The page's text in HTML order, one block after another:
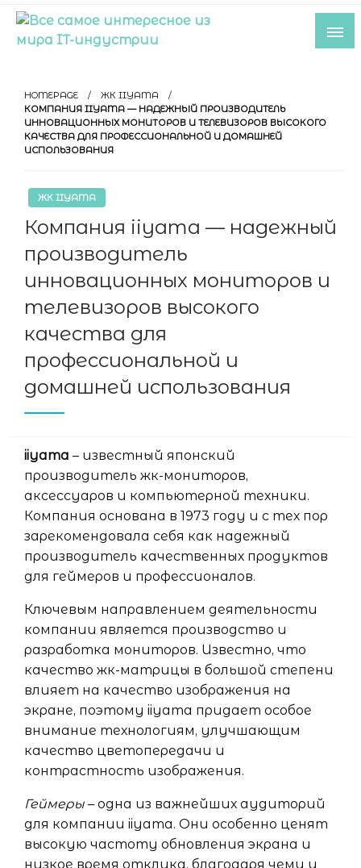
Skip
content
индустрии
HOMEPAGE
ЖК IIYAMA
КОМПАНИЯ IIYAMA — НАДЕЖНЫЙ ПРОИЗВОДИТЕЛЬ
ИННОВАЦИОННЫХ МОНИТОРОВ И ТЕЛЕВИЗОРОВ ВЫСОКОГО
КАЧЕСТВА ДЛЯ ПРОФЕССИОНАЛЬНОЙ И ДОМАШНЕЙ
ИСПОЛЬЗОВАНИЯ
ЖК IIYAMA
Компания iiyama — надежный
производитель
инновационных мониторов и
телевизоров высокого
качества для
профессиональной и
домашней использования
iiyama – известный японский
производитель жк-мониторов,
аксессуаров и компьютерной техники.
Компания основана в 1973 году и с тех пор
зарекомендовала себя как надежный
производитель качественных продуктов
для геймеров и профессионалов.
Ключевым направлением деятельности
компании является производство и
разработка мониторов. Известно, что
качество жк-матрицы в большой степени
влияет на качество изображения на
экране, поэтому iiyama придает особое
внимание технологиям, улучшающим
качество цветопередачи и
контрастность изображения.
Геймеры – одна из важнейших аудиторий
для компании iiyama. Они особенно ценят
высокую частоту обновления экрана и
низкое время отклика, благодаря чему у